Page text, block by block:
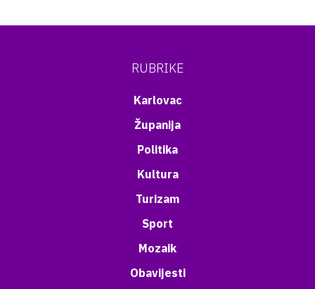
RUBRIKE
Karlovac
Županija
Politika
Kultura
Turizam
Sport
Mozaik
Obavijesti